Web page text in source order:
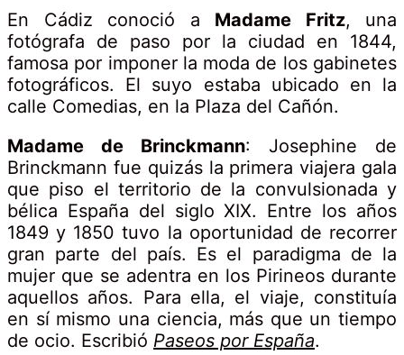
En Cádiz conoció a Madame Fritz, una
fotógrafa de paso por la ciudad en 1844,
famosa por imponer la moda de los gabinetes
fotográficos. El suyo estaba ubicado en la
calle Comedias, en la Plaza del Cañón.
Madame de Brinckmann: Josephine de
Brinckmann fue quizás la primera viajera gala
que piso el territorio de la convulsionada y
bélica España del siglo XIX. Entre los años
1849 y 1850 tuvo la oportunidad de recorrer
gran parte del país. Es el paradigma de la
mujer que se adentra en los Pirineos durante
aquellos años. Para ella, el viaje, constituía
en sí mismo una ciencia, más que un tiempo
de ocio. Escribió Paseos por España.